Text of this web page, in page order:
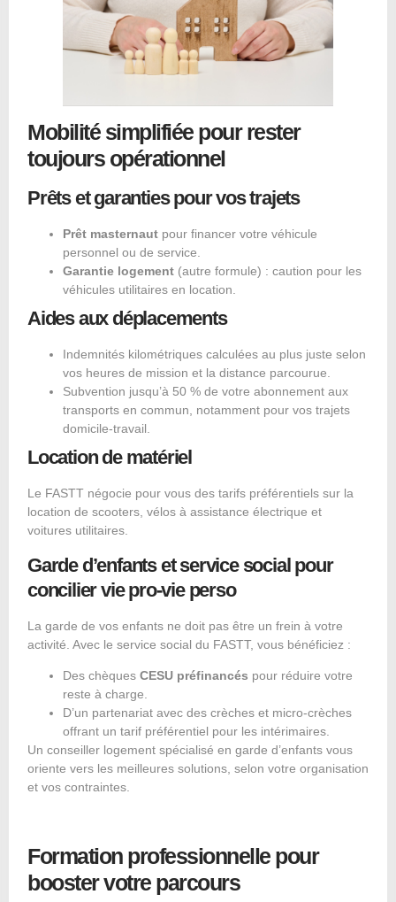
Mobilité simplifiée pour rester
toujours opérationnel
Prêts et garanties pour vos trajets
Prêt masternaut pour financer votre véhicule
personnel ou de service.
Garantie logement (autre formule) : caution pour les
véhicules utilitaires en location.
Aides aux déplacements
Indemnités kilométriques calculées au plus juste selon
vos heures de mission et la distance parcourue.
Subvention jusqu’à 50 % de votre abonnement aux
transports en commun, notamment pour vos trajets
domicile-travail.
Location de matériel
Le FASTT négocie pour vous des tarifs préférentiels sur la
location de scooters, vélos à assistance électrique et
voitures utilitaires.
Garde d’enfants et service social pour
concilier vie pro‑vie perso
La garde de vos enfants ne doit pas être un frein à votre
activité. Avec le service social du FASTT, vous bénéficiez :
Des chèques CESU préfinancés pour réduire votre
reste à charge.
D’un partenariat avec des crèches et micro-crèches
offrant un tarif préférentiel pour les intérimaires.
Un conseiller logement spécialisé en garde d’enfants vous
oriente vers les meilleures solutions, selon votre organisation
et vos contraintes.
Formation professionnelle pour
booster votre parcours